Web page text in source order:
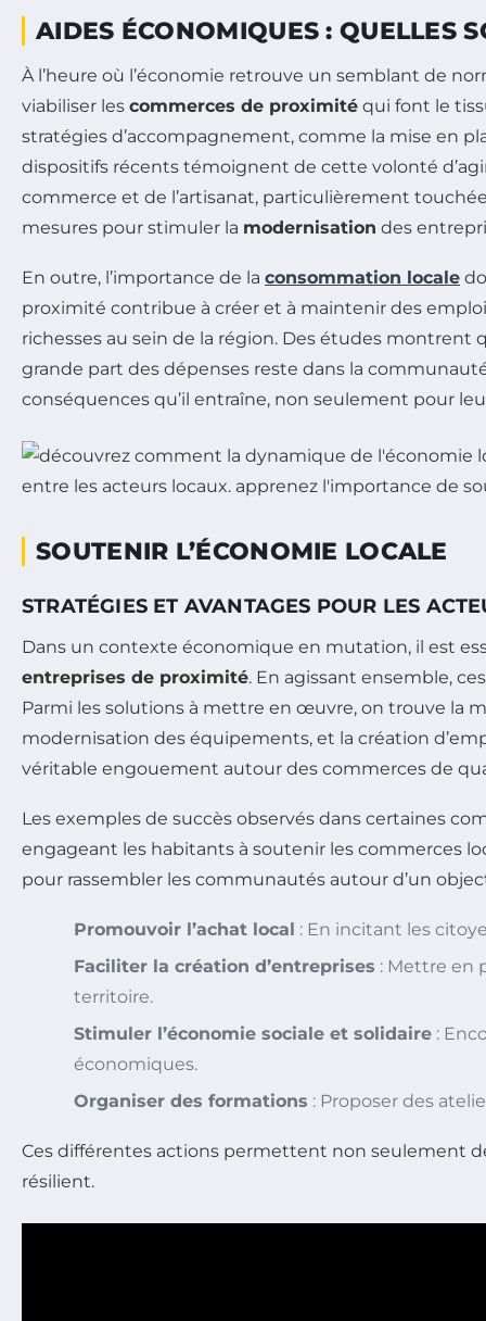
AIDES ÉCONOMIQUES : QUELLES
À l’heure où l’économie retrouve un semblant de
viabiliser les commerces de proximité qui font le
stratégies d’accompagnement, comme la mise en
dispositifs récents témoignent de cette volonté
commerce et de l’artisanat, particulièrement
mesures pour stimuler la modernisation des
En outre, l’importance de la consommation locale
proximité contribue à créer et à maintenir des
richesses au sein de la région. Des études montrent
grande part des dépenses reste dans la
conséquences qu’il entraîne, non seulement pour
SOUTENIR L’ÉCONOMIE LOCALE
STRATÉGIES ET AVANTAGES POUR LES
Dans un contexte économique en mutation, il est
entreprises de proximité. En agissant ensemble,
Parmi les solutions à mettre en œuvre, on trouve la
modernisation des équipements, et la création
véritable engouement autour des commerces de
Les exemples de succès observés dans certaines
engageant les habitants à soutenir les commerces
pour rassembler les communautés autour d’un
Promouvoir l’achat local : En incitant les
Faciliter la création d’entreprises : Mettre en
territoire.
Stimuler l’économie sociale et solidaire :
économiques.
Organiser des formations : Proposer des
Ces différentes actions permettent non seulement
résilient.